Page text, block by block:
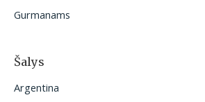
Gurmanams
Šalys
Argentina